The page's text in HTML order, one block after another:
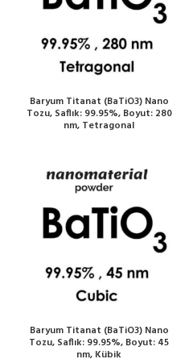
Baryum Titanat (BaTiO3) Nano
Tozu, Saflık: 99.95%, Boyut: 280
nm, Tetragonal
Baryum Titanat (BaTiO3) Nano
Tozu, Saflık: 99.95%, Boyut: 45
nm, Kübik